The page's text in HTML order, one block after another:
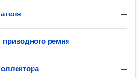
—
—
приводного ремня
—